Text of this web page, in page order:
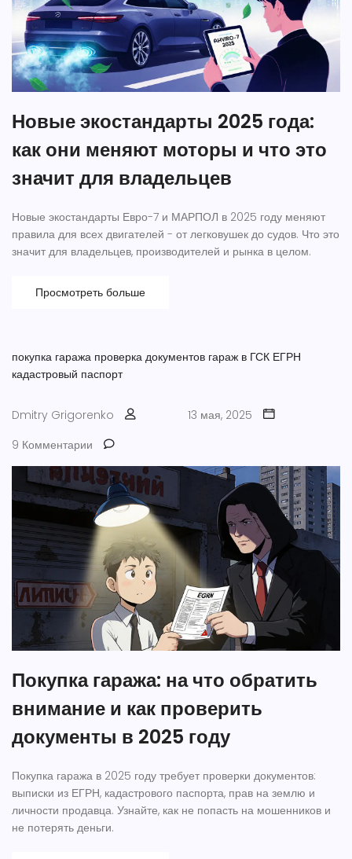
Новые экостандарты 2025 года:
как они меняют моторы и что это
значит для владельцев
Новые экостандарты Евро-7 и МАРПОЛ в 2025 году меняют
правила для всех двигателей - от легковушек до судов. Что это
значит для владельцев, производителей и рынка в целом.
Просмотреть больше
покупка гаража проверка документов гараж в ГСК ЕГРН
кадастровый паспорт
Dmitry Grigorenko
13 мая, 2025
9 Комментарии
Покупка гаража: на что обратить
внимание и как проверить
документы в 2025 году
Покупка гаража в 2025 году требует проверки документов:
выписки из ЕГРН, кадастрового паспорта, прав на землю и
личности продавца. Узнайте, как не попасть на мошенников и
не потерять деньги.